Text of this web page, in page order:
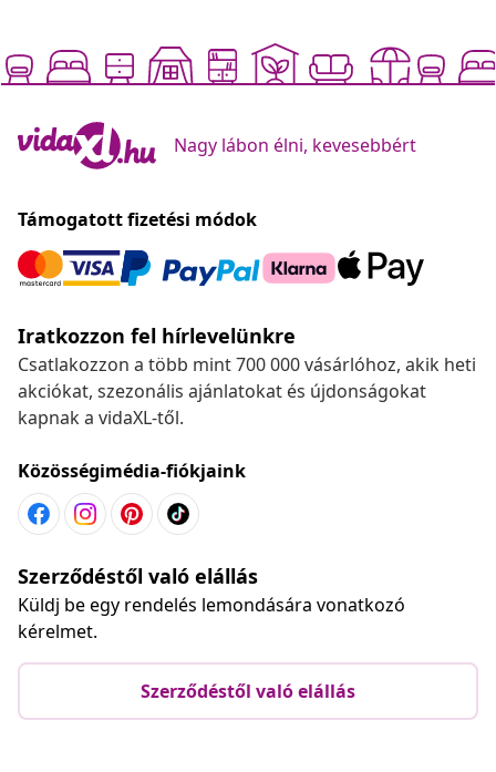
Nagy lábon élni, kevesebbért
Támogatott fizetési módok
Iratkozzon fel hírlevelünkre
Csatlakozzon a több mint 700 000 vásárlóhoz, akik heti
akciókat, szezonális ajánlatokat és újdonságokat
kapnak a vidaXL-től.
Közösségimédia-fiókjaink
Szerződéstől való elállás
Küldj be egy rendelés lemondására vonatkozó
kérelmet.
Szerződéstől való elállás